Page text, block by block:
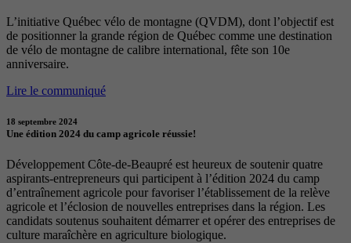
L’initiative Québec vélo de montagne (QVDM), dont l’objectif est
de positionner la grande région de Québec comme une destination
de vélo de montagne de calibre international, fête son 10e
anniversaire.
Lire le communiqué
18 septembre 2024
Une édition 2024 du camp agricole réussie!
Développement Côte-de-Beaupré est heureux de soutenir quatre
aspirants-entrepreneurs qui participent à l’édition 2024 du camp
d’entraînement agricole pour favoriser l’établissement de la relève
agricole et l’éclosion de nouvelles entreprises dans la région. Les
candidats soutenus souhaitent démarrer et opérer des entreprises de
culture maraîchère en agriculture biologique.